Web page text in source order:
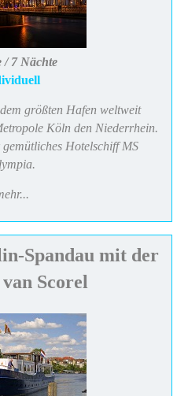
/ 7 Nächte
größten Hafen weltweit
Köln den Niederrhein.
Hotelschiff MS
Spandau mit der
Scorel